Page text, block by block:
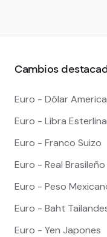
Cambios
Euro - Dólar
Euro - Libra Esterlina
Euro - Franco Suizo
Euro - Real Brasileño
Euro - Peso
Euro - Baht
Euro - Yen Japones